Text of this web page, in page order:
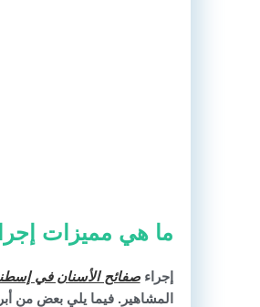
ما هي مميزات
إجراءصفائح الأسنان في
المشاهير. فيما يلي بعض من